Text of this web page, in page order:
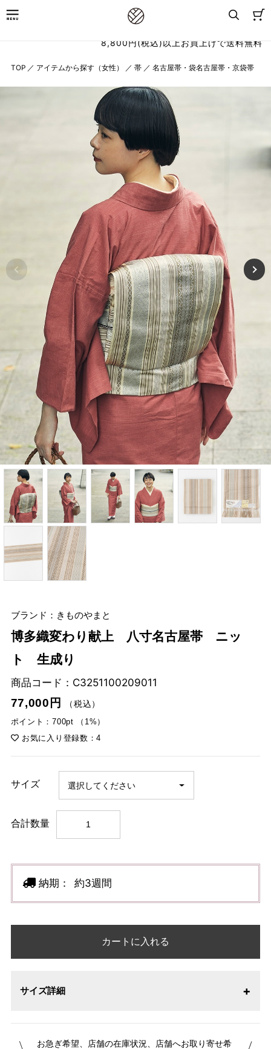
8,800円(税込)以上お買上げで送料無料
TOP ／ アイテムから探す（女性） ／ 帯 ／ 名古屋帯・袋名古屋帯・京袋帯
ブランド：きものやまと
博多織変わり献上 八寸名古屋帯 ニッ
ト 生成り
商品コード： C3251100209011
77,000円
（税込）
ポイント：700pt （1%）
お気に入り登録数：4
サイズ
合計数量
納期： 約3週間
カートに入れる
サイズ詳細
お急ぎ希望、店舗の在庫状況、店舗へお取り寄せ希